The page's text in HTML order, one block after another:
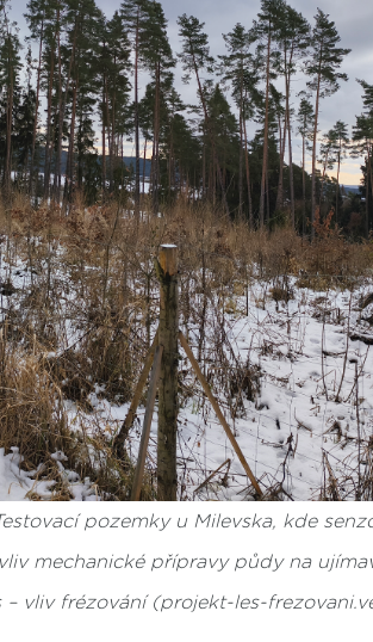
pozemky u Milevska, kde
mechanické přípravy půdy na
vliv frézování (projekt-les-